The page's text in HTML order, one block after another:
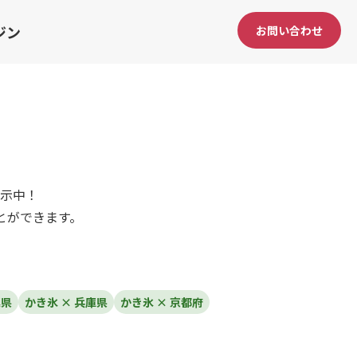
ン お問い合わせ
中！
できます。
かき氷 × 兵庫県 かき氷 × 京都府